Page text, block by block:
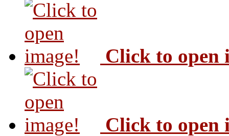
Click to open
Click to open